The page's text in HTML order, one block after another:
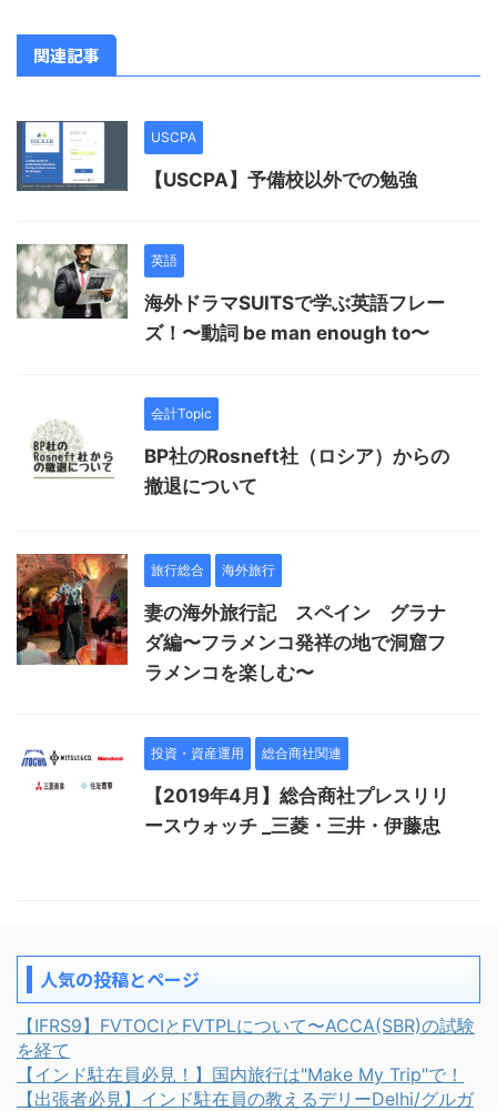
関連記事
USCPA
【USCPA】予備校以外での勉強
英語
海外ドラマSUITSで学ぶ英語フレー
ズ！〜動詞 be man enough to〜
会計Topic
BP社のRosneft社（ロシア）からの
撤退について
旅行総合 海外旅行
妻の海外旅行記 スペイン グラナ
ダ編〜フラメンコ発祥の地で洞窟フ
ラメンコを楽しむ〜
投資・資産運用 総合商社関連
【2019年4月】総合商社プレスリリ
ースウォッチ _三菱・三井・伊藤忠
人気の投稿とページ
【IFRS9】FVTOCIとFVTPLについて〜ACCA(SBR)の試験
を経て
【インド駐在員必見！】国内旅行は"Make My Trip"で！
【出張者必見】インド駐在員の教えるデリーDelhi/グルガ